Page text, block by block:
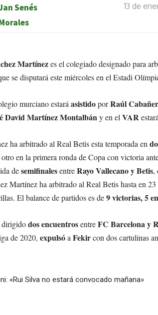
Senés
13 de
Martínezes el colegiado designado para
se disputará este miércoles en el Estadi
murciano estaráasistidoporRaúl
David Martínez Montalbány en elVAR
ha arbitrado al Real Betis esta temporada en
en la primera ronda de Copa con victoria
desemifinalesentreRayo Vallecano y Betis,
Martínez ha arbitrado al Real Betis hasta en 23
El balance de partidos es de9 victorias, 5
dirigidodos encuentrosentreFC Barcelona y
de 2020, expulsóaFekircon dos cartulinas
«Rui Silva no estará convocado mañana»